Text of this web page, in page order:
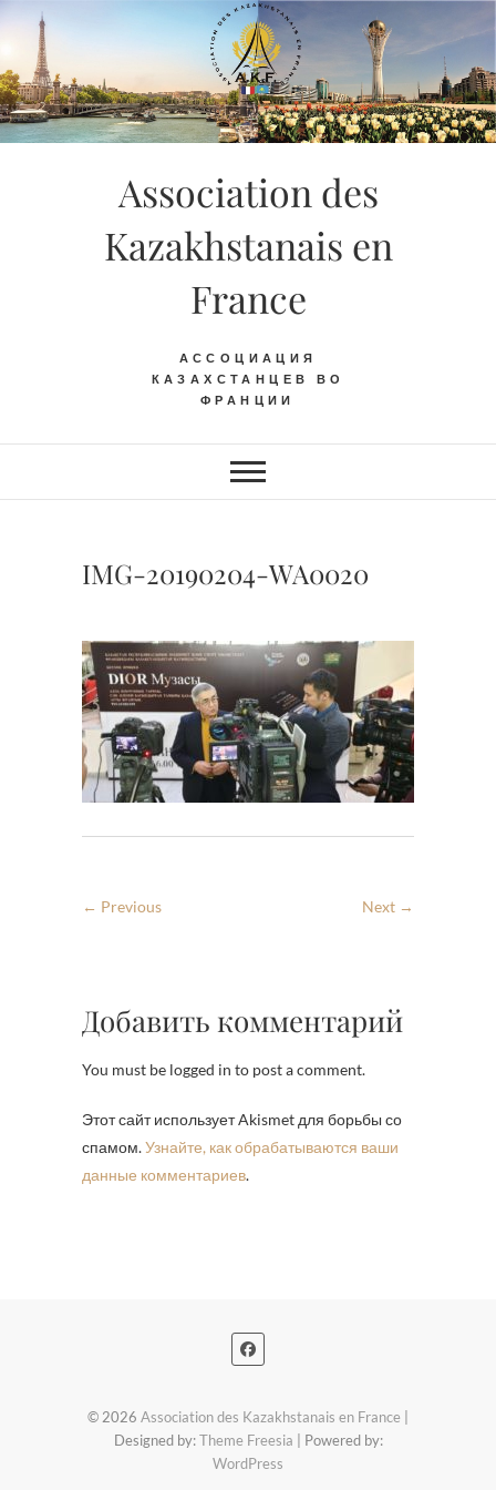
Skip
content
Association des
Kazakhstanais en
France
АССОЦИАЦИЯ
КАЗАХСТАНЦЕВ ВО
ФРАНЦИИ
IMG-20190204-WA0020
← Previous Next →
Добавить комментарий
You must be logged in to post a comment.
Этот сайт использует Akismet для борьбы со
спамом.Узнайте, как обрабатываются ваши
данные комментариев.
© 2026 Association des Kazakhstanais en France
Designed by:Theme Freesia | Powered by:
WordPress